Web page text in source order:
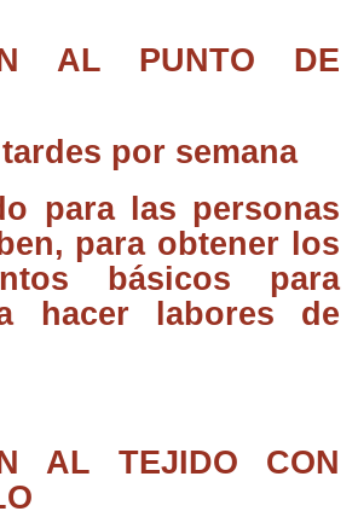
AL PUNTO DE
por semana
para las personas
para obtener los
básicos para
hacer labores de
AL TEJIDO CON